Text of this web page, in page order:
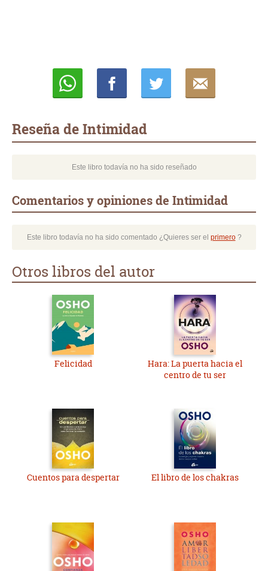
Reseña de Intimidad
Este libro todavía no ha sido reseñado
Comentarios y opiniones de Intimidad
Este libro todavía no ha sido comentado ¿Quieres ser el primero?
Otros libros del autor
Felicidad
Hara: La puerta hacia el
centro de tu ser
Cuentos para despertar El libro de los chakras